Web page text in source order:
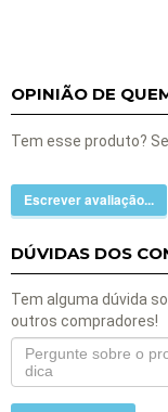
OPINIÃO DE
Tem esse produto?
Escrever avaliação...
DÚVIDAS DOS
Tem alguma dúvida
outros compradores!